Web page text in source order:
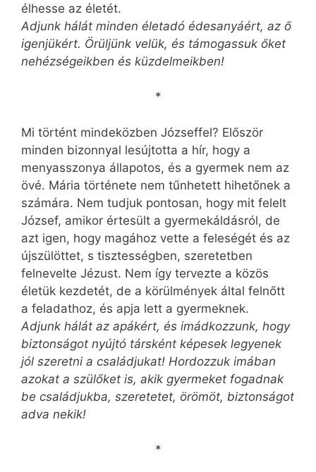
élhesse az életét.
Adjunk hálát minden életadó édesanyáért, az ő
igenjükért. Örüljünk velük, és támogassuk őket
nehézségeikben és küzdelmeikben!
*
Mi történt mindeközben Józseffel? Először
minden bizonnyal lesújtotta a hír, hogy a
menyasszonya állapotos, és a gyermek nem az
övé. Mária története nem tűnhetett hihetőnek a
számára. Nem tudjuk pontosan, hogy mit felelt
József, amikor értesült a gyermekáldásról, de
azt igen, hogy magához vette a feleségét és az
újszülöttet, s tisztességben, szeretetben
felnevelte Jézust. Nem így tervezte a közös
életük kezdetét, de a körülmények által felnőtt
a feladathoz, és apja lett a gyermeknek.
Adjunk hálát az apákért, és imádkozzunk, hogy
biztonságot nyújtó társként képesek legyenek
jól szeretni a családjukat! Hordozzuk imában
azokat a szülőket is, akik gyermeket fogadnak
be családjukba, szeretetet, örömöt, biztonságot
adva nekik!
*